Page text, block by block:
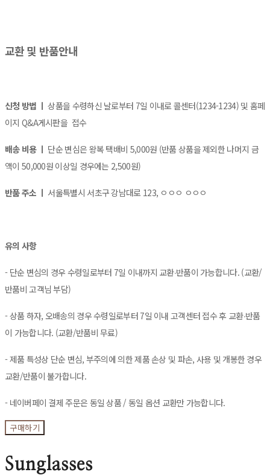
교환 및 반품안내
신청 방법 ㅣ상품을 수령하신 날로부터 7일 이내로 콜센터(1234-1234) 및 홈페
이지 Q&A게시판을 접수
배송 비용 ㅣ 단순 변심은 왕복 택배비 5,000원 (반품 상품을 제외한 나머지 금
액이 50,000원 이상일 경우에는 2,500원)
반품 주소 ㅣ 서울특별시 서초구 강남대로 123, ㅇㅇㅇ ㅇㅇㅇ
유의 사항
- 단순 변심의 경우 수령일로부터 7일 이내까지 교환∙반품이 가능합니다. (교환/
반품비 고객님 부담)
- 상품 하자, 오배송의 경우 수령일로부터 7일 이내 고객센터 접수 후 교환∙반품
이 가능합니다. (교환/반품비 무료)
- 제품 특성상 단순 변심, 부주의에 의한 제품 손상 및 파손, 사용 및 개봉한 경우
교환/반품이 불가합니다.
- 네이버페이 결제 주문은 동일 상품 / 동일 옵션 교환만 가능합니다.
구매하기
Sunglasses